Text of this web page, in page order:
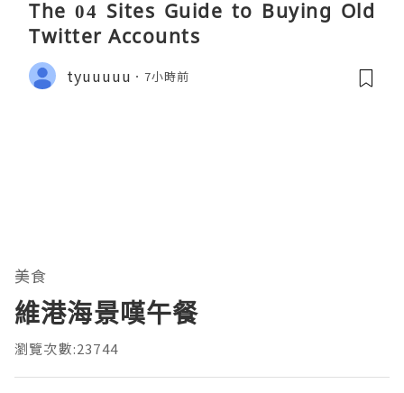
The 04 Sites Guide to Buying Old
Twitter Accounts
tyuuuuu 7小時前
美食
維港海景嘆午餐
瀏覽次數:23744